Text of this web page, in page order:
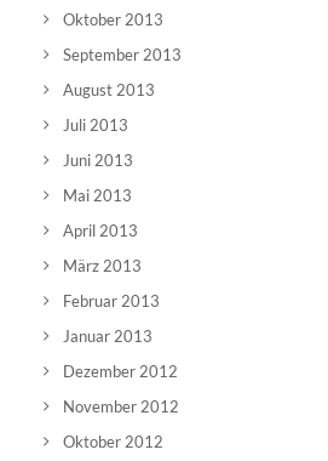
Oktober 2013
September 2013
August 2013
Juli 2013
Juni 2013
Mai 2013
April 2013
März 2013
Februar 2013
Januar 2013
Dezember 2012
November 2012
Oktober 2012